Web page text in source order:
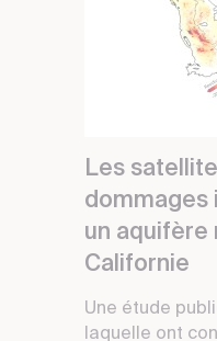
Les
dommages
un aquifère
Californie
Une étude
laquelle ont